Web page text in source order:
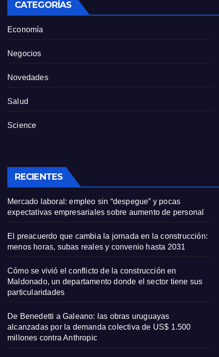
CATEGORÍAS
Economía
Negocios
Novedades
Salud
Science
RECIENTES
Mercado laboral: empleo sin “despegue” y pocas
expectativas empresariales sobre aumento de personal
El preacuerdo que cambia la jornada en la construcción:
menos horas, subas reales y convenio hasta 2031
Cómo se vivió el conflicto de la construcción en
Maldonado, un departamento donde el sector tiene sus
particularidades
De Benedetti a Galeano: las obras uruguayas
alcanzadas por la demanda colectiva de US$ 1.500
millones contra Anthropic